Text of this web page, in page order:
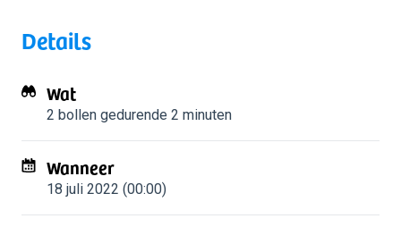
Details
Wat
2 bollen gedurende 2 minuten
Wanneer
18 juli 2022 (00:00)